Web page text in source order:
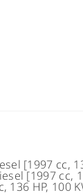
[1997 cc,
[1997 cc,
HP, 100